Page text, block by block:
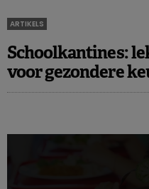
ARTIKELS
Schoolkantines:
voor gezondere